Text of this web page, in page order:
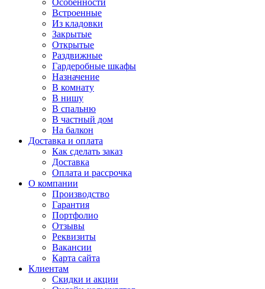
Особенности
Встроенные
Из кладовки
Закрытые
Открытые
Раздвижные
Гардеробные шкафы
Назначение
В комнату
В нишу
В спальню
В частный дом
На балкон
Доставка и оплата
Как сделать заказ
Доставка
Оплата и рассрочка
О компании
Производство
Гарантия
Портфолио
Отзывы
Реквизиты
Вакансии
Карта сайта
Клиентам
Скидки и акции